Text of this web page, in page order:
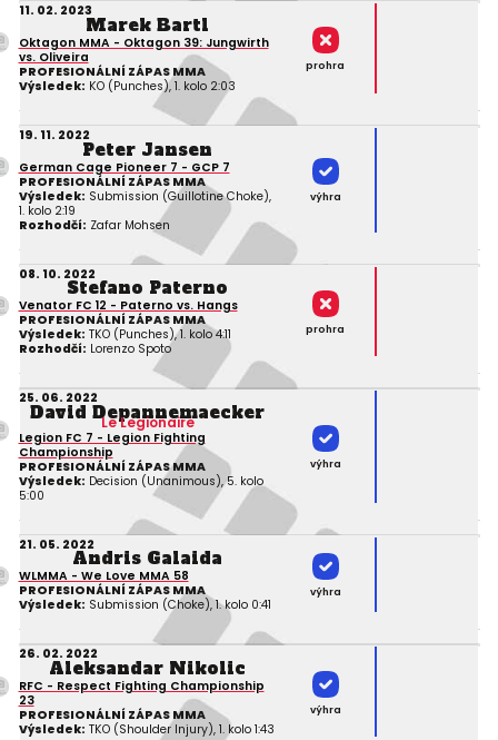
11. 02. 2023
Marek Bartl
Oktagon MMA - Oktagon 39: Jungwirth
vs. Oliveira
PROFESIONÁLNÍ ZÁPAS MMA
Výsledek: KO (Punches), 1. kolo 2:03
prohra
19. 11. 2022
Peter Jansen
German Cage Pioneer 7 - GCP 7
PROFESIONÁLNÍ ZÁPAS MMA
Výsledek: Submission (Guillotine Choke),
1. kolo 2:19
Rozhodčí: Zafar Mohsen
výhra
08. 10. 2022
Stefano Paterno
Venator FC 12 - Paterno vs. Hangs
PROFESIONÁLNÍ ZÁPAS MMA
Výsledek: TKO (Punches), 1. kolo 4:11
Rozhodčí: Lorenzo Spoto
prohra
25. 06. 2022
David Depannemaecker
Le Legionaire
Legion FC 7 - Legion Fighting
Championship
PROFESIONÁLNÍ ZÁPAS MMA
Výsledek: Decision (Unanimous), 5. kolo
5:00
výhra
21. 05. 2022
Andris Galaida
WLMMA - We Love MMA 58
PROFESIONÁLNÍ ZÁPAS MMA
Výsledek: Submission (Choke), 1. kolo 0:41
výhra
26. 02. 2022
Aleksandar Nikolic
RFC - Respect Fighting Championship
23
PROFESIONÁLNÍ ZÁPAS MMA
Výsledek: TKO (Shoulder Injury), 1. kolo 1:43
výhra